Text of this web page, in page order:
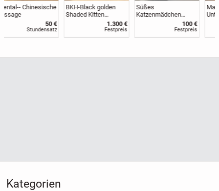
BKH-Black golden
Shaded Kitten
,reinrassig/Stammba
1.300 €
Festpreis
Süßes
Katzenmädchen
sucht ein liebevolles100 €
Festpreis
Masseurin für
Unternehmer gesucht
Kategorien